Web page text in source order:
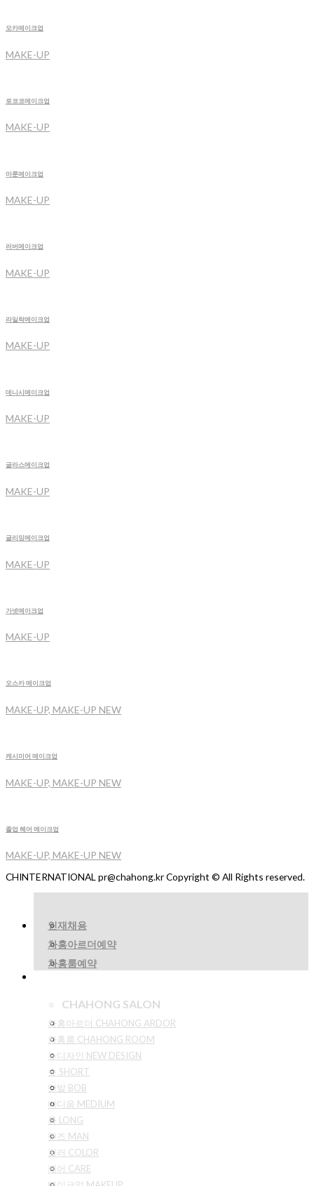
모카메이크업
MAKE-UP
로코코메이크업
MAKE-UP
마룬메이크업
MAKE-UP
러버메이크업
MAKE-UP
라일락메이크업
MAKE-UP
데니시메이크업
MAKE-UP
글라스메이크업
MAKE-UP
글리밍메이크업
MAKE-UP
가넷메이크업
MAKE-UP
오스카 메이크업
MAKE-UP, MAKE-UP NEW
캐시미어 메이크업
MAKE-UP, MAKE-UP NEW
졸업 헤어 메이크업
MAKE-UP, MAKE-UP NEW
CHINTERNATIONAL pr@chahong.kr Copyright © All Rights reserved.
인재채용
차홍아르더예약
차홍룸예약
CHAHONG SALON
차홍아르더 CHAHONG ARDOR
차홍룸 CHAHONG ROOM
뉴디자인 NEW DESIGN
숏 SHORT
단발 BOB
미디움 MEDIUM
롱 LONG
맨즈 MAN
컬러 COLOR
케어 CARE